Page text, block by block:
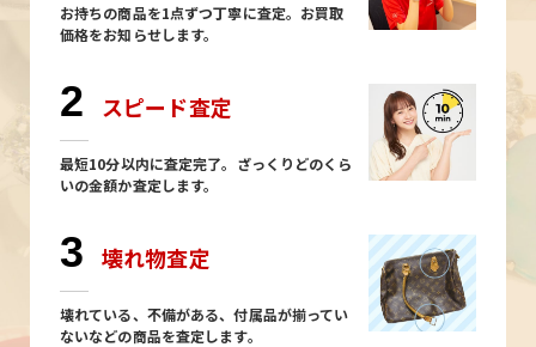
お持ちの商品を1点ずつ丁寧に査定。お買取
価格をお知らせします。
2 スピード査定
最短10分以内に査定完了。ざっくりどのくら
いの金額か査定します。
3 壊れ物査定
壊れている、不備がある、付属品が揃ってい
ないなどの商品を査定します。